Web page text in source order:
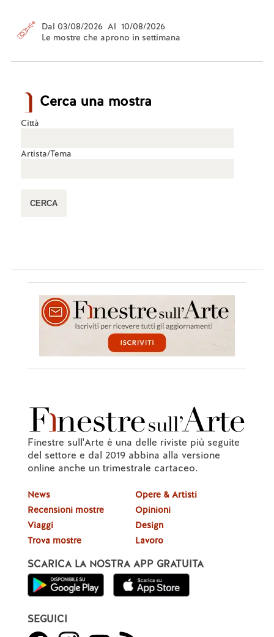
Dal 03/08/2026 Al 10/08/2026
Le mostre che aprono in settimana
Cerca una mostra
Città
Artista/Tema
Finestre sull'Arte è una delle riviste più seguite
del settore e dal 2019 abbina alla versione
online anche un trimestrale cartaceo.
News
Recensioni mostre
Viaggi
Trova mostre
Opere & Artisti
Opinioni
Design
Lavoro
SCARICA LA NOSTRA APP GRATUITA
SEGUICI